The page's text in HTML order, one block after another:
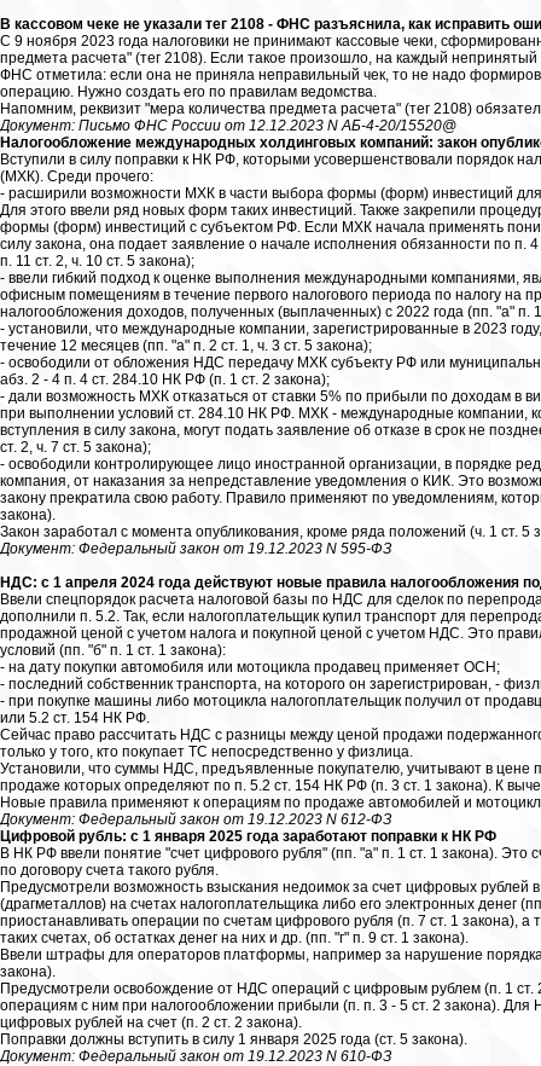
В кассовом чеке не указали тег 2108 - ФНС разъяснила, как исправить
С 9 ноября 2023 года налоговики не принимают кассовые чеки,
предмета расчета" (тег 2108). Если такое произошло, на каждый
ФНС отметила: если она не приняла неправильный чек, то не надо
операцию. Нужно создать его по правилам ведомства.
Напомним, реквизит "мера количества предмета расчета" (тег 2108)
Документ: Письмо ФНС России от 12.12.2023 N АБ-4-20/15520@
Налогообложение международных холдинговых компаний: закон
Вступили в силу поправки к НК РФ, которыми усовершенствовали порядок
(МХК). Среди прочего:
- расширили возможности МХК в части выбора формы (форм) инвестиций
Для этого ввели ряд новых форм таких инвестиций. Также закрепили
формы (форм) инвестиций с субъектом РФ. Если МХК начала применять
силу закона, она подает заявление о начале исполнения обязанности по п.
п. 11 ст. 2, ч. 10 ст. 5 закона);
- ввели гибкий подход к оценке выполнения международными компаниями,
офисным помещениям в течение первого налогового периода по налогу на
налогообложения доходов, полученных (выплаченных) с 2022 года (пп. "а" п.
- установили, что международные компании, зарегистрированные в 2023
течение 12 месяцев (пп. "а" п. 2 ст. 1, ч. 3 ст. 5 закона);
- освободили от обложения НДС передачу МХК субъекту РФ или
абз. 2 - 4 п. 4 ст. 284.10 НК РФ (п. 1 ст. 2 закона);
- дали возможность МХК отказаться от ставки 5% по прибыли по доходам в
при выполнении условий ст. 284.10 НК РФ. МХК - международные компании,
вступления в силу закона, могут подать заявление об отказе в срок не
ст. 2, ч. 7 ст. 5 закона);
- освободили контролирующее лицо иностранной организации, в порядке
компания, от наказания за непредставление уведомления о КИК. Это
закону прекратила свою работу. Правило применяют по уведомлениям,
закона).
Закон заработал с момента опубликования, кроме ряда положений (ч. 1 ст. 5
Документ: Федеральный закон от 19.12.2023 N 595-ФЗ
НДС: с 1 апреля 2024 года действуют новые правила налогообложения
Ввели спецпорядок расчета налоговой базы по НДС для сделок по
дополнили п. 5.2. Так, если налогоплательщик купил транспорт для
продажной ценой с учетом налога и покупной ценой с учетом НДС. Это
условий (пп. "б" п. 1 ст. 1 закона):
- на дату покупки автомобиля или мотоцикла продавец применяет ОСН;
- последний собственник транспорта, на которого он зарегистрирован, -
- при покупке машины либо мотоцикла налогоплательщик получил от
или 5.2 ст. 154 НК РФ.
Сейчас право рассчитать НДС с разницы между ценой продажи
только у того, кто покупает ТС непосредственно у физлица.
Установили, что суммы НДС, предъявленные покупателю, учитывают в цене
продаже которых определяют по п. 5.2 ст. 154 НК РФ (п. 3 ст. 1 закона). К
Новые правила применяют к операциям по продаже автомобилей и
Документ: Федеральный закон от 19.12.2023 N 612-ФЗ
Цифровой рубль: с 1 января 2025 года заработают поправки к НК РФ
В НК РФ ввели понятие "счет цифрового рубля" (пп. "а" п. 1 ст. 1 закона).
по договору счета такого рубля.
Предусмотрели возможность взыскания недоимок за счет цифровых рублей
(драгметаллов) на счетах налогоплательщика либо его электронных денег
приостанавливать операции по счетам цифрового рубля (п. 7 ст. 1 закона),
таких счетах, об остатках денег на них и др. (пп. "г" п. 9 ст. 1 закона).
Ввели штрафы для операторов платформы, например за нарушение порядка
закона).
Предусмотрели освобождение от НДС операций с цифровым рублем (п. 1 ст.
операциям с ним при налогообложении прибыли (п. п. 3 - 5 ст. 2 закона).
цифровых рублей на счет (п. 2 ст. 2 закона).
Поправки должны вступить в силу 1 января 2025 года (ст. 5 закона).
Документ: Федеральный закон от 19.12.2023 N 610-ФЗ